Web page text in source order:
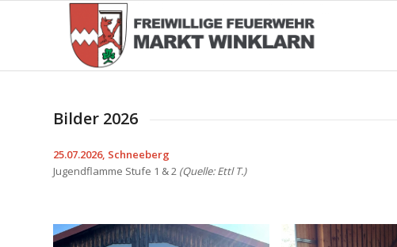
Bilder 2026
25.07.2026, Schneeberg
Jugendflamme Stufe 1 & 2 (Quelle: Ettl T.)